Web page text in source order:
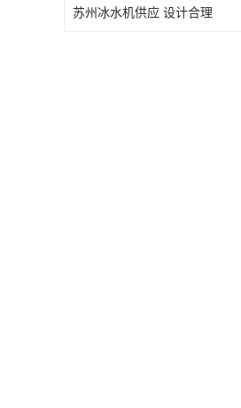
苏州冰水机供应 设计合理